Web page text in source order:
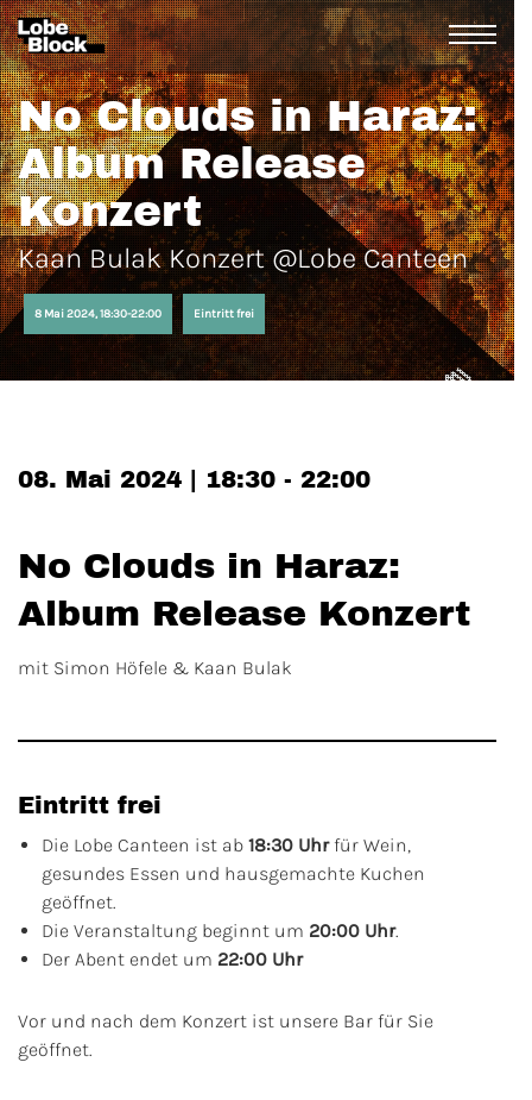
No Clouds in Haraz:
Album Release
Konzert
Kaan Bulak Konzert @Lobe Canteen
8 Mai 2024, 18:30-22:00 Eintritt frei
08. Mai 2024 | 18:30 - 22:00
No Clouds in Haraz:
Album Release Konzert
mit Simon Höfele & Kaan Bulak
Eintritt frei
Die Lobe Canteen ist ab 18:30 Uhrfür Wein,
gesundes Essen und hausgemachte Kuchen
geöffnet.
Die Veranstaltung beginnt um 20:00 Uhr.
Der Abent endet um 22:00 Uhr
Vor und nach dem Konzert ist unsere Bar für Sie
geöffnet.